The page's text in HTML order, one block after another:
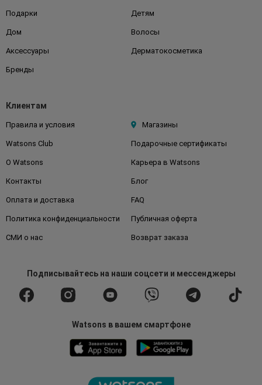
Подарки Детям
Дом Волосы
Аксессуары Дерматокосметика
Бренды
Клиентам
Правила и условия Магазины
Watsons Club Подарочные сертификаты
О Watsons Карьера в Watsons
Контакты Блог
Оплата и доставка FAQ
Политика конфиденциальности Публичная оферта
СМИ о нас Возврат заказа
Подписывайтесьна наши соцсети и мессенджеры
Watsons в вашем смартфоне